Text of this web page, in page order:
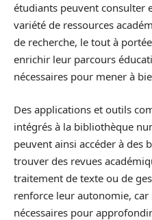
étudiants peuvent consulter
variété de ressources
de recherche, le tout à
enrichir leur parcours
nécessaires pour mener à
Des applications et outils
intégrés à la bibliothèque
peuvent ainsi accéder à des
trouver des revues
traitement de texte ou de
renforce leur autonomie,
nécessaires pour